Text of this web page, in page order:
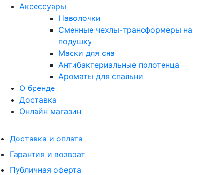
Аксессуары
Наволочки
Сменные чехлы-трансформеры на
подушку
Маски для сна
Антибактериальные полотенца
Ароматы для спальни
О бренде
Доставка
Онлайн магазин
Доставка и оплата
Гарантия и возврат
Публичная оферта